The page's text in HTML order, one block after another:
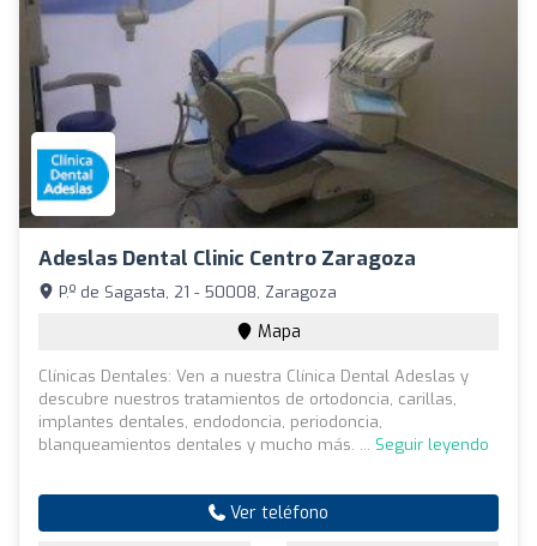
Adeslas Dental Clinic Centro Zaragoza
P.º de Sagasta, 21 - 50008, Zaragoza
Mapa
Clínicas Dentales: Ven a nuestra Clínica Dental Adeslas y
descubre nuestros tratamientos de ortodoncia, carillas,
implantes dentales, endodoncia, periodoncia,
blanqueamientos dentales y mucho más. ... Seguir leyendo
Ver teléfono